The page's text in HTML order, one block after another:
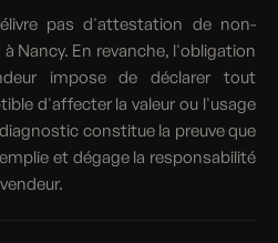
pas d'attestation de non-
Nancy. En revanche, l'obligation
impose de déclarer tout
d'affecter la valeur ou l'usage
constitue la preuve que
et dégage la responsabilité